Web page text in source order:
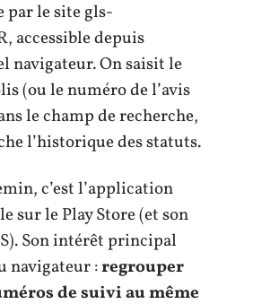
par le site gls-
accessible depuis
navigateur. On saisit le
(ou le numéro de l’avis
le champ de recherche,
l’historique des statuts.
c’est l’application
sur le Play Store (et son
Son intérêt principal
navigateur :regrouper
de suivi au même